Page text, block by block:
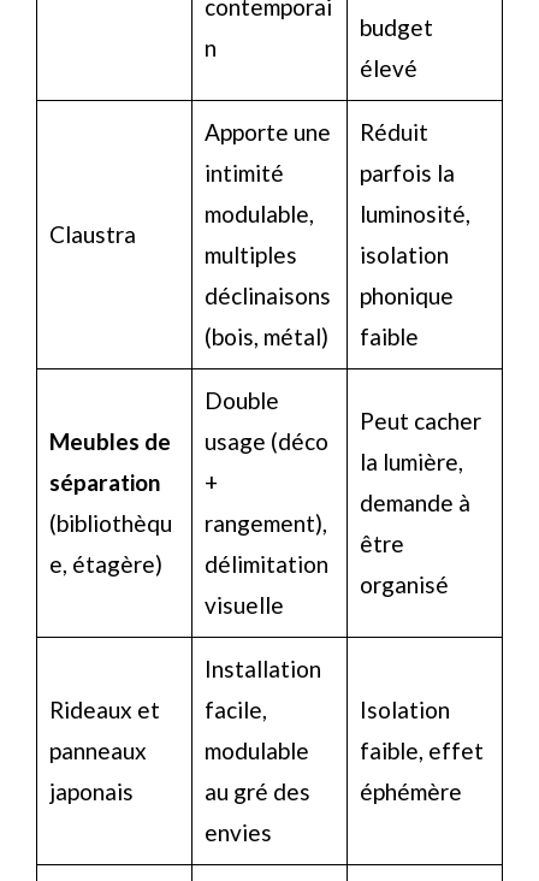
contemporai
n
budget
élevé
Claustra
Apporte une
intimité
modulable,
multiples
déclinaisons
(bois, métal)
Réduit
parfois la
luminosité,
isolation
phonique
faible
Meubles de
séparation
(bibliothèqu
e, étagère)
Double
usage (déco
+
rangement),
délimitation
visuelle
Peut cacher
la lumière,
demande à
être
organisé
Rideaux et
panneaux
japonais
Installation
facile,
modulable
au gré des
envies
Isolation
faible, effet
éphémère